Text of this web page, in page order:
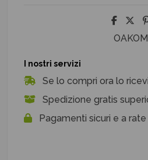
OAKOM
I nostri servizi
Se lo compri ora lo
Spedizione gratis
Pagamenti sicuri e a